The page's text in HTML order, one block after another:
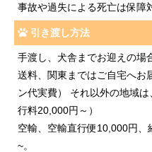
事故や過失による死亡は保障
引き渡し方法
手渡し、犬舎までお迎えの場
送料、関東まではご自宅へお
ン代実費） それ以外の地域
行料20,000円～）
空輸、空輸直行便10,000円
~。